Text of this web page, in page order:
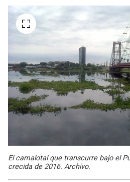
El camalotal que transcurre bajo el
crecida de 2016. Archivo.